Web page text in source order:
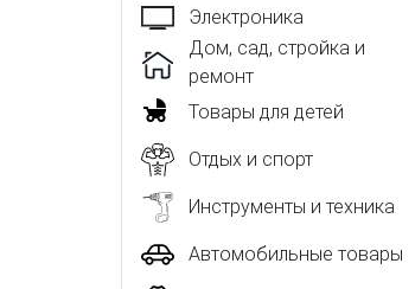
Электроника
Дом, сад, стройка и
ремонт
Товары для детей
Отдых и спорт
Инструменты и техника
Автомобильные товары